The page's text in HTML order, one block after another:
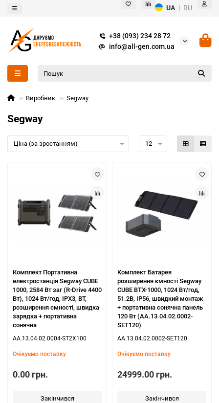
UA | RU
+38 (093) 234 28 72
info@all-gen.com.ua
Виробник Segway
Segway
Комплект Портативна
електростанція Segway CUBE
1000, 2584 Вт заг (R-Drive 4400
Вт), 1024 Вт/год, IPX3, BT,
розширення ємності, швидка
зарядка + портативна
сонячна
AA.13.04.02.0004-ST2X100
Очікуємо поставку
0.00 грн.
Закінчився
Комплект Батарея
розширення ємності Segway
CUBE BTX-1000, 1024 Вт/год,
51.2В, IP56, швидкий монтаж
+ портативна сонячна панель
120 Вт (AA.13.04.02.0002-
SET120)
AA.13.04.02.0002-SET120
Очікуємо поставку
24999.00 грн.
Закінчився